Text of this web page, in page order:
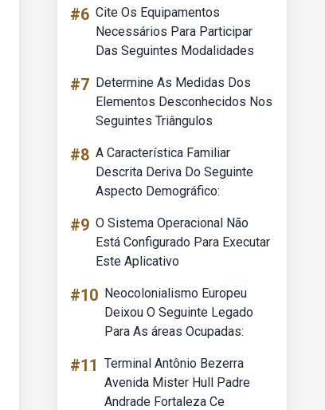
#6 Cite Os Equipamentos
Necessários Para Participar
Das Seguintes Modalidades
#7 Determine As Medidas Dos
Elementos Desconhecidos Nos
Seguintes Triângulos
#8 A Característica Familiar
Descrita Deriva Do Seguinte
Aspecto Demográfico:
#9 O Sistema Operacional Não
Está Configurado Para Executar
Este Aplicativo
#10 Neocolonialismo Europeu
Deixou O Seguinte Legado
Para As áreas Ocupadas:
#11 Terminal Antônio Bezerra
Avenida Mister Hull Padre
Andrade Fortaleza Ce